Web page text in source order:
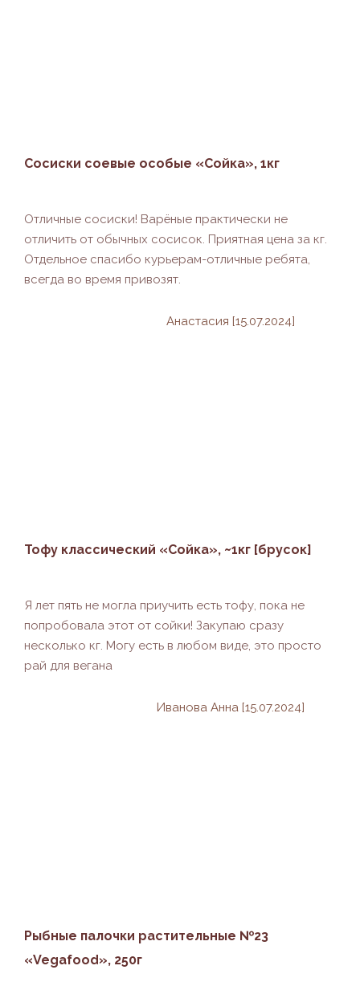
Сосиски соевые особые «Сойка», 1кг
Отличные сосиски! Варëные практически не
отличить от обычных сосисок. Приятная цена за кг.
Отдельное спасибо курьерам-отличные ребята,
всегда во время привозят.
Анастасия [15.07.2024]
Тофу классический «Сойка», ~1кг [брусок]
Я лет пять не могла приучить есть тофу, пока не
попробовала этот от сойки! Закупаю сразу
несколько кг. Могу есть в любом виде, это просто
рай для вегана
Иванова Анна [15.07.2024]
Рыбные палочки растительные №23
«Vegafood», 250г